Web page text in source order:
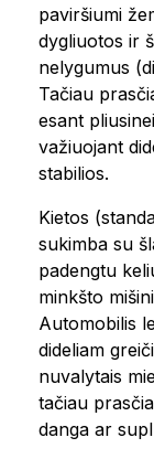
paviršiumi
dygliuotos ir
nelygumus
Tačiau
esant
važiuojant
stabilios.
Kietos
sukimba su
padengtu
minkšto
Automobilis
dideliam
nuvalytais
tačiau
danga ar